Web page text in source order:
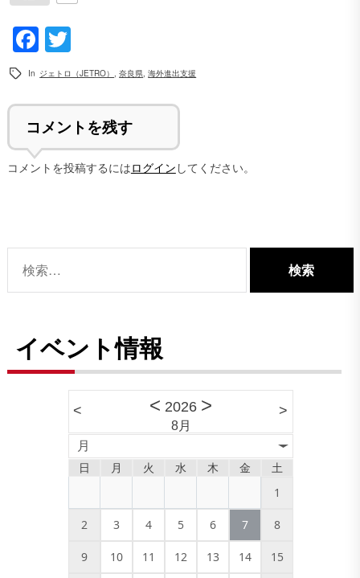
Facebook
In ジェトロ（JETRO） ,奈良県 ,海外進出支援
コメントを残す
コメントを投稿するにはログインしてください。
索:
イベント情報
< < 2026 >
8月
>
月
日 月 火 水 木 金 土
1
2 3 4 5 6 7 8
9 10 11 12 13 14 15